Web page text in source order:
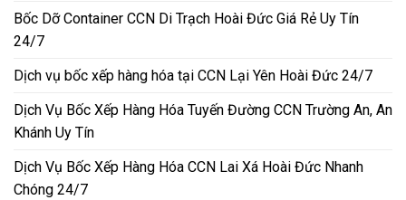
Bốc Dỡ Container CCN Di Trạch Hoài Đức Giá Rẻ Uy Tín
24/7
Dịch vụ bốc xếp hàng hóa tại CCN Lại Yên Hoài Đức 24/7
Dịch Vụ Bốc Xếp Hàng Hóa Tuyến Đường CCN Trường An, An
Khánh Uy Tín
Dịch Vụ Bốc Xếp Hàng Hóa CCN Lai Xá Hoài Đức Nhanh
Chóng 24/7